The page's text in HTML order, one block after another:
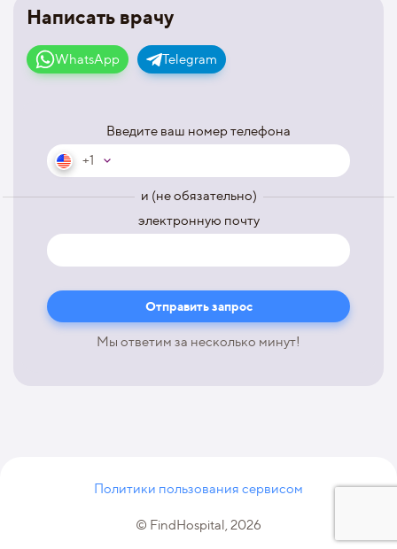
Написать врачу
WhatsApp Telegram
Введите ваш номер телефона
+1
и (не обязательно)
электронную почту
Мы ответим за несколько минут!
Политики пользования сервисом
© FindHospital, 2026